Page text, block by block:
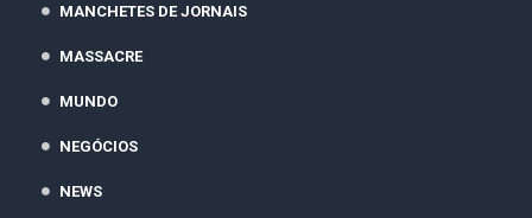
MANCHETES DE JORNAIS
MASSACRE
MUNDO
NEGÓCIOS
NEWS